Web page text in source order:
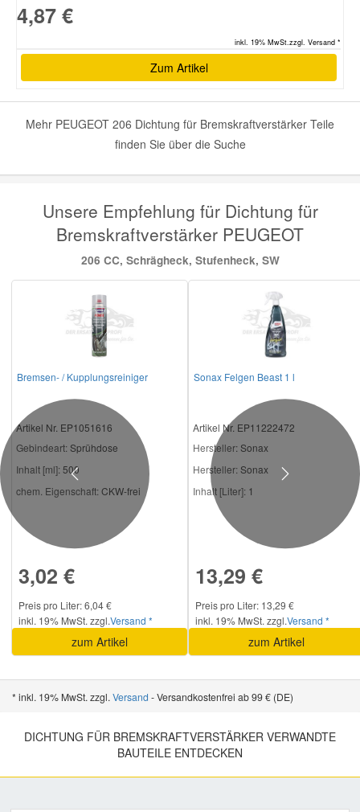
4,87 €
inkl. 19% MwSt.zzgl. Versand *
Zum Artikel
Mehr PEUGEOT 206 Dichtung für Bremskraftverstärker Teile
finden Sie über die Suche
Unsere Empfehlung für Dichtung für
Bremskraftverstärker PEUGEOT
206 CC, Schrägheck, Stufenheck, SW
Bremsen- / Kupplungsreiniger
Artikel Nr. EP1051616
Gebindeart: Sprühdose
Inhalt [ml]: 500
chem. Eigenschaft: CKW-frei
3,02 €
Preis pro Liter: 6,04 €
inkl. 19% MwSt. zzgl.Versand *
zum Artikel
Sonax Felgen Beast 1 l
Artikel Nr. EP11222472
Hersteller: Sonax
Hersteller: Sonax
Inhalt [Liter]: 1
13,29 €
Preis pro Liter: 13,29 €
inkl. 19% MwSt. zzgl.Versand *
zum Artikel
Previous Next
* inkl. 19% MwSt. zzgl. Versand - Versandkostenfrei ab 99 € (DE)
DICHTUNG FÜR BREMSKRAFTVERSTÄRKER VERWANDTE
BAUTEILE ENTDECKEN